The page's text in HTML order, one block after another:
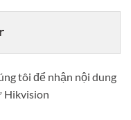
tôi để nhận nội dung
​​Hikvision